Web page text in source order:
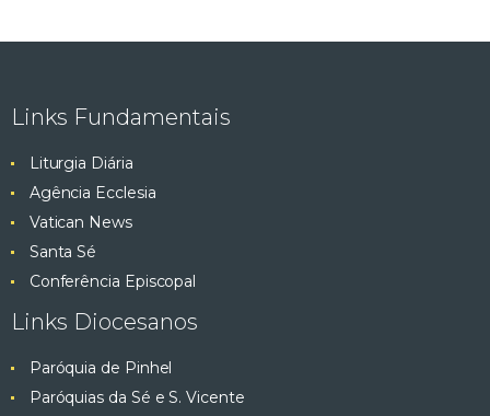
Links Fundamentais
Liturgia Diária
Agência Ecclesia
Vatican News
Santa Sé
Conferência Episcopal
Links Diocesanos
Paróquia de Pinhel
Paróquias da Sé e S. Vicente